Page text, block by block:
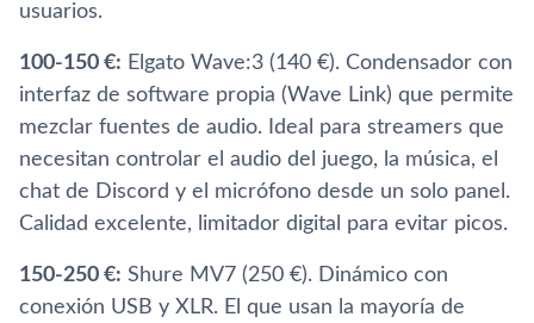
usuarios.
100-150 €: Elgato Wave:3 (140 €). Condensador con
interfaz de software propia (Wave Link) que permite
mezclar fuentes de audio. Ideal para streamers que
necesitan controlar el audio del juego, la música, el
chat de Discord y el micrófono desde un solo panel.
Calidad excelente, limitador digital para evitar picos.
150-250 €: Shure MV7 (250 €). Dinámico con
conexión USB y XLR. El que usan la mayoría de